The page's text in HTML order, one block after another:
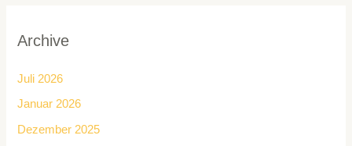
Archive
Juli 2026
Januar 2026
Dezember 2025